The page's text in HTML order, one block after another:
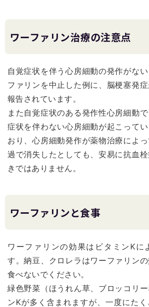
ワーファリン治療の注意点
自覚症状を伴う心房細動の発作がな
ファリンを中止した例に、脳梗塞発
報告されています。
また自覚症状のある発作性心房細動
症状を伴わない心房細動が起こって
おり、心房細動発作が薬物治療によ
過で消失したとしても、安易に抗血
きではありません。
ワーファリンと食事
ワーファリンの効果はビタミンKに
す。納豆、クロレラはワーファリン
食べないでください。
緑色野菜（ほうれん草、ブロッコリ
ンKが多く含まれますが、一度にた